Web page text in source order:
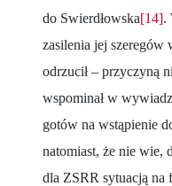
do Swierdłowska[14].
zasilenia jej szeregów
odrzucił – przyczyną
wspominał w
gotów na wstąpienie
natomiast, że nie wie,
dla ZSRR sytuacją na